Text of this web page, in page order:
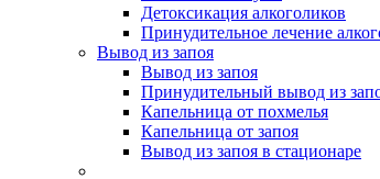
Детоксикация алкоголиков
Принудительное лечение
Вывод из запоя
Вывод из запоя
Принудительный вывод из
Капельница от похмелья
Капельница от запоя
Вывод из запоя в стационаре